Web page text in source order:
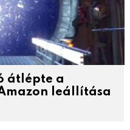
átlépte a
leállítása